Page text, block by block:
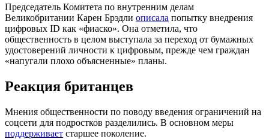
Председатель Комитета по внутренним делам
Великобритании Карен Брэдли описала попытку внедрения
цифровых ID как «фиаско». Она отметила, что
общественность в целом выступала за переход от бумажных
удостоверений личности к цифровым, прежде чем граждан
«напугали плохо объясненные» планы.
Реакция британцев
Мнения общественности по поводу введения ограничений на
соцсети для подростков разделились. В основном меры
поддерживает старшее поколение.